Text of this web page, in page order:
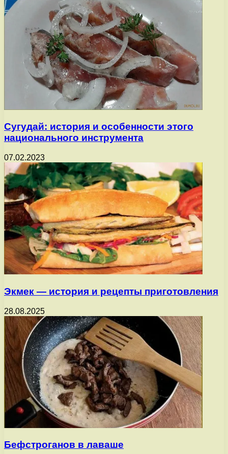
Сугудай: история и особенности этого
национального инструмента
07.02.2023
Экмек — история и рецепты приготовления
28.08.2025
Бефстроганов в лаваше